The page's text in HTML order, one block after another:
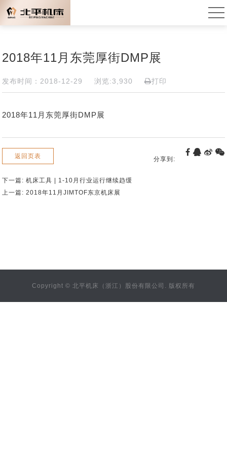
2018年11月东莞厚街DMP展
发布时间：2018-12-29 浏览:3,930 打印
2018年11月东莞厚街DMP展
返回页表 分享到:
下一篇: 机床工具 | 1-10月行业运行继续趋缓
上一篇: 2018年11月JIMTOF东京机床展
Copyright © 北平机床（浙江）股份有限公司. 版权所有